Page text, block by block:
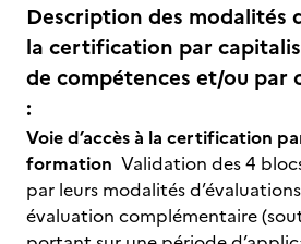
Description des modalités
la certification par
de compétences et/ou par
:
Voie d’accès à la certification
formation Validation des 4
par leurs modalités
évaluation complémentaire